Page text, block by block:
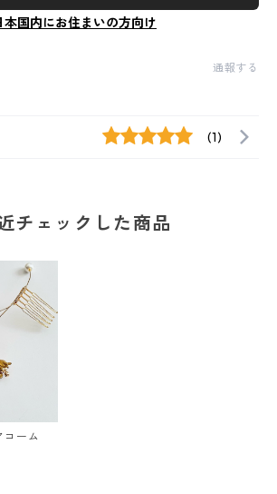
本国内にお住まいの方向け
通報する
(1)
チェックした商品
コーム